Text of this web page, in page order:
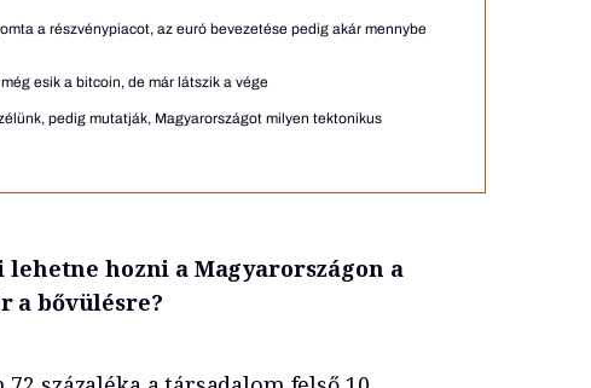
a részvénypiacot, az euró bevezetése pedig akár mennybe
esik a bitcoin, de már látszik a vége
pedig mutatják, Magyarországot milyen tektonikus
hozni a Magyarországon a
a bővülésre?